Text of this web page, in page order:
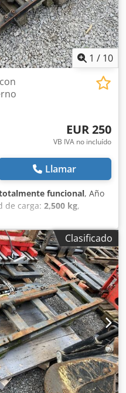
1 / 10
EUR 250
VB IVA no incluído
Llamar
funcional, Año
de carga: 2,500 kg,
ISO 2 = 1000 - 2500 kg
operativo Estado
Ad Iof
Clasificado